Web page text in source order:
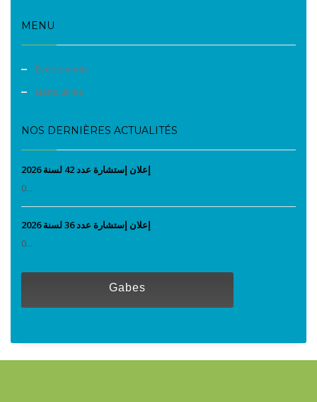
MENU
Evènements
Liens utiles
NOS DERNIÈRES ACTUALITÉS
إعلان إستشارة عدد 42 لسنة 2026
0...
إعلان إستشارة عدد 36 لسنة 2026
0...
Gabes